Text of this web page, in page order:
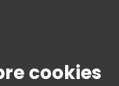
Legais
cookies